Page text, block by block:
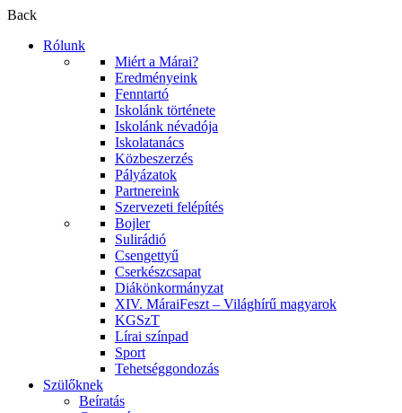
Back
Rólunk
Miért a Márai?
Eredményeink
Fenntartó
Iskolánk története
Iskolánk névadója
Iskolatanács
Közbeszerzés
Pályázatok
Partnereink
Szervezeti felépítés
Bojler
Sulirádió
Csengettyű
Cserkészcsapat
Diákönkormányzat
XIV. MáraiFeszt – Világhírű magyarok
KGSzT
Lírai színpad
Sport
Tehetséggondozás
Szülőknek
Beíratás